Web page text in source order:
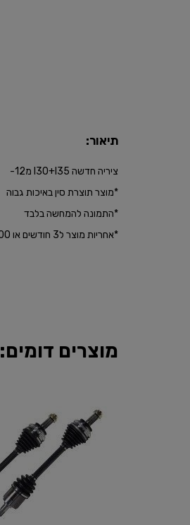
תיאור:
ציריה חדשה I30+I35 מ12-
*​מוצר תוצרת סין באיכות גבוה
*התמונה להמחשה בלבד
​*אחריות מוצר ל3 חודשים או 6000 קמ מתאריך הרכישה
מוצרים דומים: